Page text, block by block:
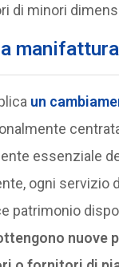
di minori
un
essenziale
ogni servizio
patrimonio